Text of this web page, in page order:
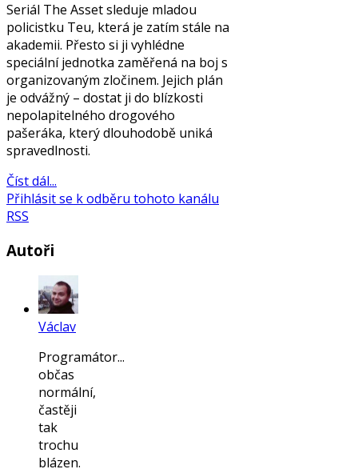
Seriál The Asset sleduje mladou
policistku Teu, která je zatím stále na
akademii. Přesto si ji vyhlédne
speciální jednotka zaměřená na boj s
organizovaným zločinem. Jejich plán
je odvážný – dostat ji do blízkosti
nepolapitelného drogového
pašeráka, který dlouhodobě uniká
spravedlnosti.
Číst dál...
Přihlásit se k odběru tohoto kanálu
RSS
Autoři
Václav
Programátor...
občas
normální,
častěji
tak
trochu
blázen.